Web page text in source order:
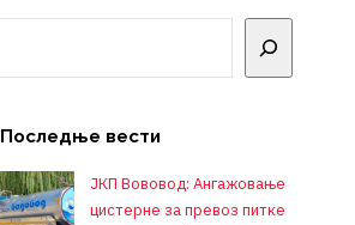
Последње вести
ЈКП Вововод: Ангажовање
цистерне за превоз питке